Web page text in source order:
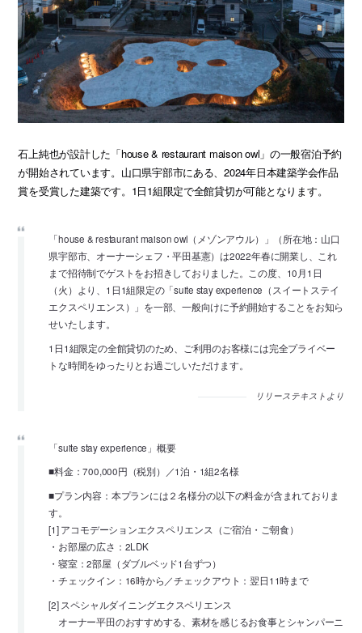
石上純也が設計した「house & restaurant maison owl」の一般宿泊予約
が開始されています。山口県宇部市にある、2024年日本建築学会作品
賞を受賞した建築です。1日1組限定で全館貸切が可能となります。
「house & restaurant maison owl（メゾンアウル）」（所在地：山口
県宇部市、オーナーシェフ・平田基憲）は2022年春に開業し、これ
まで招待制でゲストをお招きしておりました。この度、10月1日
（火）より、1日1組限定の「suite stay experience（スイートステイ
エクスペリエンス）」を一部、一般向けに予約開始することをお知ら
せいたします。
1日1組限定の全館貸切のため、ご利用のお客様には完全プライベー
トな時間をゆったりとお過ごしいただけます。
リリーステキストより
「suite stay experience」概要
■料金：700,000円（税別）／1泊・1組2名様
■プラン内容：本プランには２名様分の以下の料金が含まれておりま
す。
[1] アコモデーションエクスペリエンス（ご宿泊・ご朝食）
・お部屋の広さ：2LDK
・寝室：2部屋（ダブルベッド1台ずつ）
・チェックイン：16時から／チェックアウト：翌日11時まで
[2] スペシャルダイニングエクスペリエンス
オーナー平田のおすすめする、素材を感じるお食事とシャンパーニ